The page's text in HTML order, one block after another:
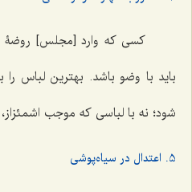
کسی که وارد [مجلس] روضۀ
باید با وضو باشد. بهترین لباس را
شود؛ نه با لباسی که موجب
5. اعتدال در سیاه‌پوشی